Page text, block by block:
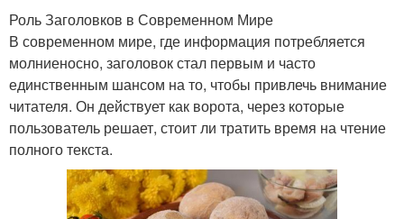
Роль Заголовков в Современном Мире
В современном мире, где информация потребляется
молниеносно, заголовок стал первым и часто
единственным шансом на то, чтобы привлечь внимание
читателя. Он действует как ворота, через которые
пользователь решает, стоит ли тратить время на чтение
полного текста.